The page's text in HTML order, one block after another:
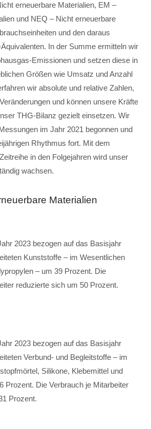
erneuerbare Materialien, EM –
und NEQ – Nicht erneuerbare
und den daraus
In der Summe ermitteln wir
Emissionen und setzen diese in
Größen wie Umsatz und Anzahl
wir absolute und relative Zahlen,
und können unsere Kräfte
THG-Bilanz gezielt einsetzen. Wir
im Jahr 2021 begonnen und
Rhythmus fort. Mit dem
in den Folgejahren wird unser
wachsen.
Materialien
2023 bezogen auf das Basisjahr
Kunststoffe – im Wesentlichen
– um 39 Prozent. Die
reduzierte sich um 50 Prozent.
2023 bezogen auf das Basisjahr
Verbund- und Begleitstoffe – im
Silikone, Klebemittel und
Prozent. Die Verbrauch je Mitarbeiter
Prozent.